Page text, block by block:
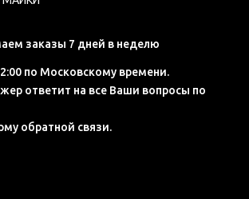
заказы 7 дней в неделю
по Московскому времени.
ответит на все Ваши вопросы по
обратной связи.